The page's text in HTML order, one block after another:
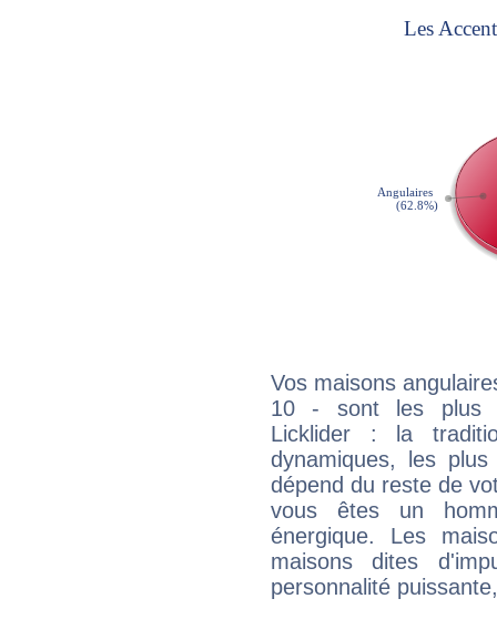
Vos maisons
10 - sont les plus
Licklider : la
dynamiques, les
dépend du reste de
vous êtes un
énergique. Les
maisons dites
personnalité